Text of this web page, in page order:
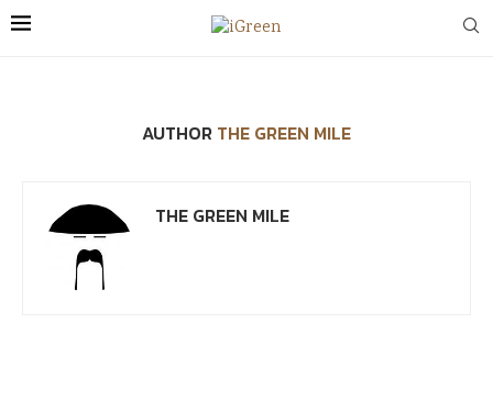
AUTHOR THE GREEN MILE
THE GREEN MILE